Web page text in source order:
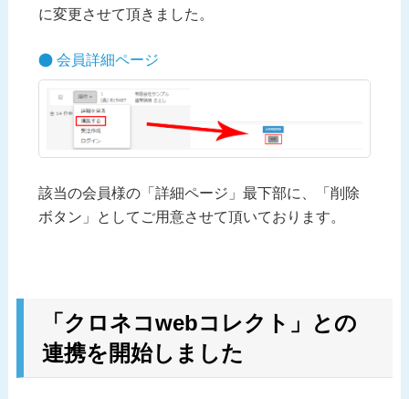
に変更させて頂きました。
会員詳細ページ
該当の会員様の「詳細ページ」最下部に、「削除
ボタン」としてご用意させて頂いております。
「クロネコwebコレクト」との
連携を開始しました